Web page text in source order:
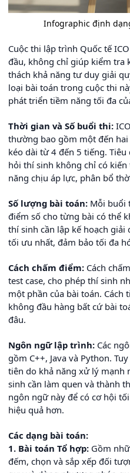
Infographic định
Cuộc thi lập trình Quốc tế
đầu, không chỉ giúp kiểm tra
thách khả năng tư duy giải
loại bài toán trong cuộc thi
phát triển tiềm năng tối đa
Thời gian và Số buổi thi:
thường bao gồm một đến
kéo dài từ 4 đến 5 tiếng.
hỏi thí sinh không chỉ có
năng chịu áp lực, phân bổ
Số lượng bài toán: Mỗi buổi
điểm số cho từng bài có thể
thí sinh cần lập kế hoạch
tối ưu nhất, đảm bảo tối đa
Cách chấm điểm: Cách
test case, cho phép thí sinh
một phần của bài toán. Cách
không đầu hàng bất cứ bài
đâu.
Ngôn ngữ lập trình: Các
gồm C++, Java và Python.
tiên do khả năng xử lý mạnh
sinh cần làm quen và thành
ngôn ngữ này để có cơ hội
hiệu quả hơn.
Các dạng bài toán:
1. Bài toán Tổ hợp: Gồm
đếm, chọn và sắp xếp đối